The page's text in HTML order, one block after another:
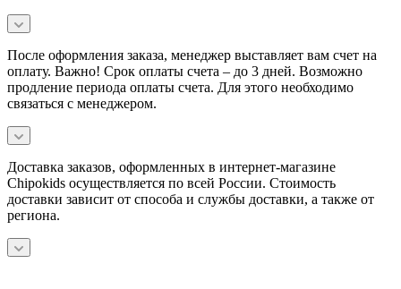
После оформления заказа, менеджер выставляет вам счет на
оплату. Важно! Срок оплаты счета – до 3 дней. Возможно
продление периода оплаты счета. Для этого необходимо
связаться с менеджером.
Доставка заказов, оформленных в интернет-магазине
Chipokids осуществляется по всей России. Стоимость
доставки зависит от способа и службы доставки, а также от
региона.